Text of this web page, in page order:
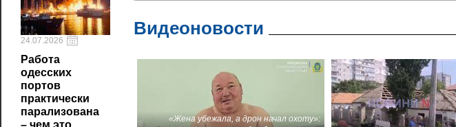
24.07.2026
Работа
одесских
портов
практически
парализована
– чем это
Видеоновости
«Жена убежала, а дрон начал охоту»: